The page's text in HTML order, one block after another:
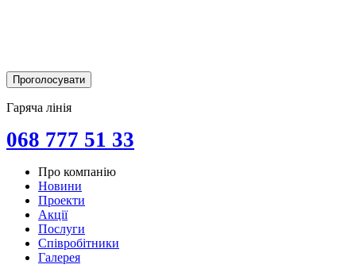
Гаряча лінія
068 777 51 33
Про компанію
Новини
Проекти
Акції
Послуги
Співробітники
Галерея